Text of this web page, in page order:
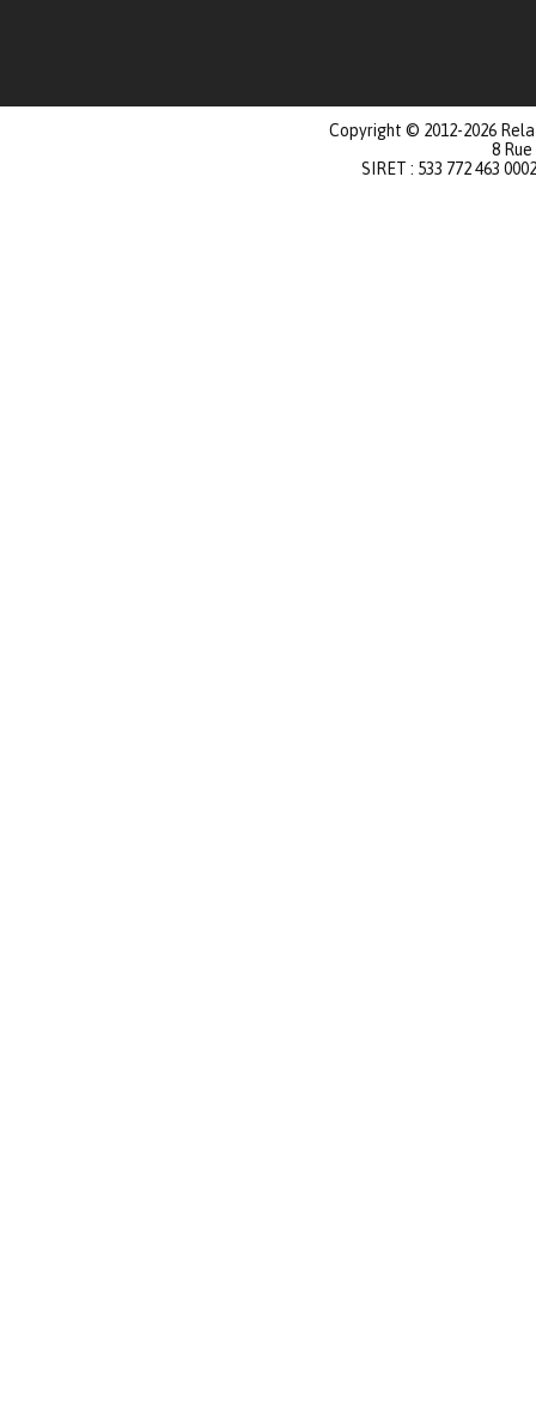
Copyright © 2012-2026
8
SIRET : 533 772 463